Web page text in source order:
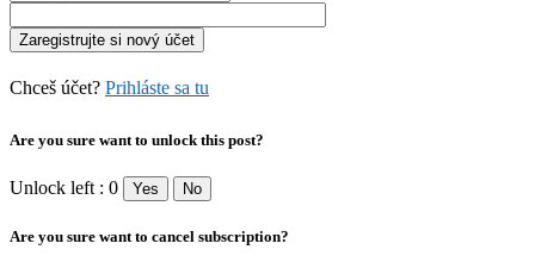
Chceš účet? Prihláste sa tu
Are you sure want to unlock this post?
Unlock left : 0 Yes No
Are you sure want to cancel subscription?